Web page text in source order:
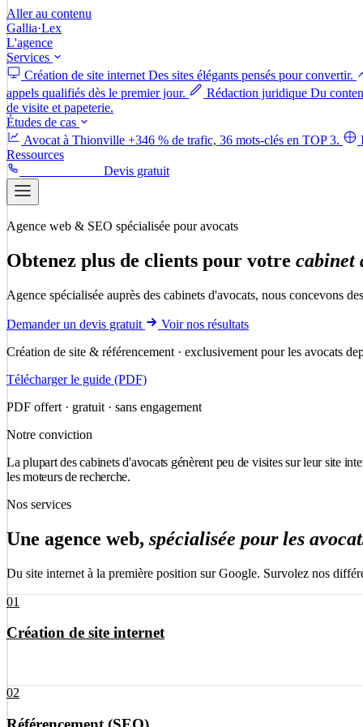
Aller au contenu
Gallia·Lex
L'agence
Services
Création de site internet Des sites élégants pensés pour convertir.
appels qualifiés dès le premier jour.
Rédaction juridique Du
de visite et papeterie.
Études de cas
Avocat à Thionville +346 % de trafic, 36 mots-clés en TOP 3.
Ressources
Devis gratuit
Agence web & SEO spécialisée pour avocats
Obtenez plus de clients pour votre cabinet
Agence spécialisée auprès des cabinets d'avocats, nous concevons
Demander un devis gratuit
Voir nos résultats
Création de site & référencement · exclusivement pour les avocats
Télécharger le guide (PDF)
PDF offert · gratuit · sans engagement
Notre conviction
La plupart des cabinets d'avocats génèrent peu de visites sur leur site
les moteurs de recherche.
Nos services
Une agence web, spécialisée pour les
Du site internet à la première position sur Google. Survolez nos
01
Création de site internet
02